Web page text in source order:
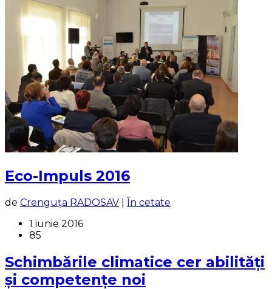
Eco-Impuls 2016
de Crenguța RADOSAV
În cetate
1 iunie 2016
85
Schimbările climatice cer abilități
și competențe noi